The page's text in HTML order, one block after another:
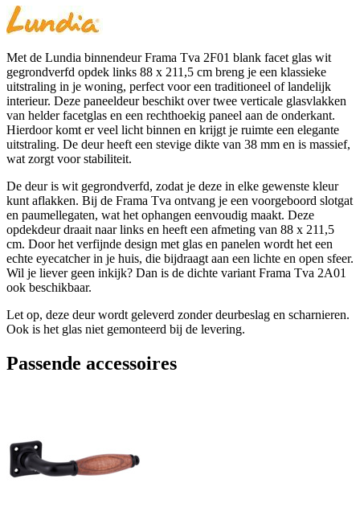
Met de Lundia binnendeur Frama Tva 2F01 blank facet glas wit
gegrondverfd opdek links 88 x 211,5 cm breng je een klassieke
uitstraling in je woning, perfect voor een traditioneel of landelijk
interieur. Deze paneeldeur beschikt over twee verticale glasvlakken
van helder facetglas en een rechthoekig paneel aan de onderkant.
Hierdoor komt er veel licht binnen en krijgt je ruimte een elegante
uitstraling. De deur heeft een stevige dikte van 38 mm en is massief,
wat zorgt voor stabiliteit.
De deur is wit gegrondverfd, zodat je deze in elke gewenste kleur
kunt aflakken. Bij de Frama Tva ontvang je een voorgeboord slotgat
en paumellegaten, wat het ophangen eenvoudig maakt. Deze
opdekdeur draait naar links en heeft een afmeting van 88 x 211,5
cm. Door het verfijnde design met glas en panelen wordt het een
echte eyecatcher in je huis, die bijdraagt aan een lichte en open sfeer.
Wil je liever geen inkijk? Dan is de dichte variant Frama Tva 2A01
ook beschikbaar.
Let op, deze deur wordt geleverd zonder deurbeslag en scharnieren.
Ook is het glas niet gemonteerd bij de levering.
Passende accessoires